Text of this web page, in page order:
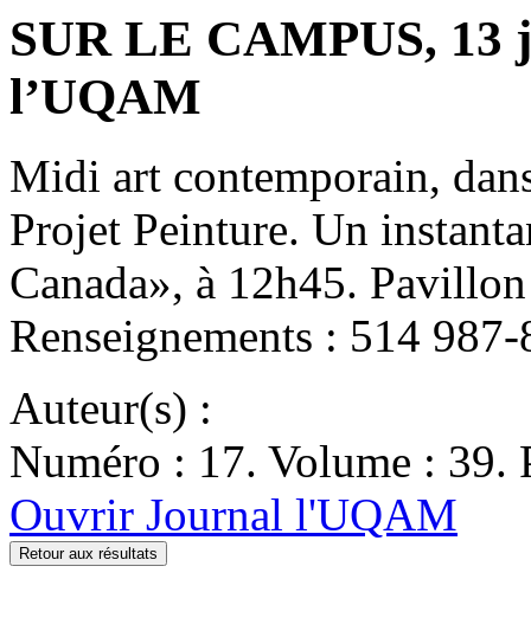
SUR LE CAMPUS, 13
l’UQAM
Midi art contemporain,
Projet Peinture. Un
Canada», à 12h45.
Renseignements : 514
Auteur(s) :
Numéro : 17. Volume : 39.
Ouvrir Journal l'UQAM
Retour aux résultats